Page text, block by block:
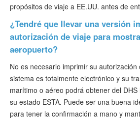
propósitos de viaje a EE.UU. antes de
¿Tendré que llevar una versión
autorización de viaje para
aeropuerto?
No es necesario imprimir su autorización
sistema es totalmente electrónico y su
marítimo o aéreo podrá obtener del
su estado ESTA. Puede ser una buena
para tener la confirmación a mano y